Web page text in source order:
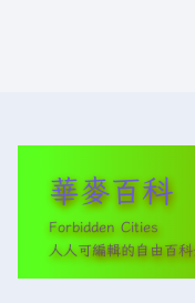
華麥百科
Forbidden Cities
人人可編輯的自由百